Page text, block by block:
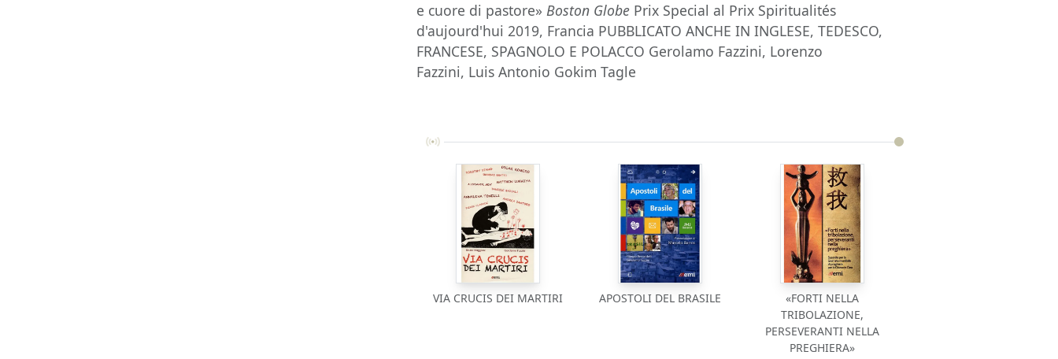
e cuore di pastore»Boston Globe Prix Special al Prix Spiritualités
d'aujourd'hui 2019, Francia PUBBLICATO ANCHE IN INGLESE, TEDESCO,
FRANCESE, SPAGNOLO E POLACCO Gerolamo Fazzini, Lorenzo
Fazzini, Luis Antonio Gokim Tagle
VIA CRUCIS DEI MARTIRI APOSTOLI DEL BRASILE
«FORTI NELLA
TRIBOLAZIONE,
PERSEVERANTI NELLA
PREGHIERA»